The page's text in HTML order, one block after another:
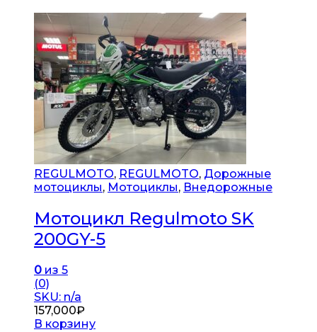
REGULMOTO, REGULMOTO, Дорожные
мотоциклы, Мотоциклы, Внедорожные
Мотоцикл Regulmoto SK
200GY-5
0 из 5
(0)
SKU: n/a
157,000₽
В корзину